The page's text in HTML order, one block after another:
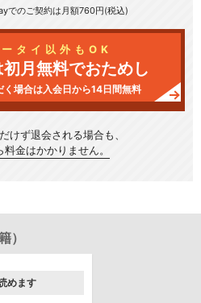
でのご契約は月額760円(税込)
タイ以外もOK
月無料でおためし
場合は入会日から14日間無料
けず退会される場合も、
金はかかりません。
）
めます